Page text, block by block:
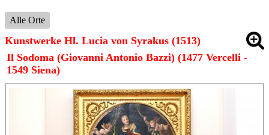
Alle Orte
Kunstwerke Hl. Lucia von Syrakus (1513)
Il Sodoma (Giovanni Antonio Bazzi) (1477 Vercelli -
1549 Siena)